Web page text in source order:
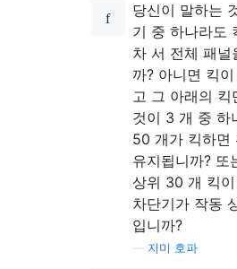
당신이 말하는
기 중 하나라도
차 서 전체 패널
까? 아니면 킥
고 그 아래의 킥
것이 3 개 중 하
50 개가 킥하면
유지됩니까?
상위 30 개 킥
차단기가 작동
입니까?
지미 호파